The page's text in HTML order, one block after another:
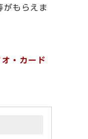
もらえま
・カード